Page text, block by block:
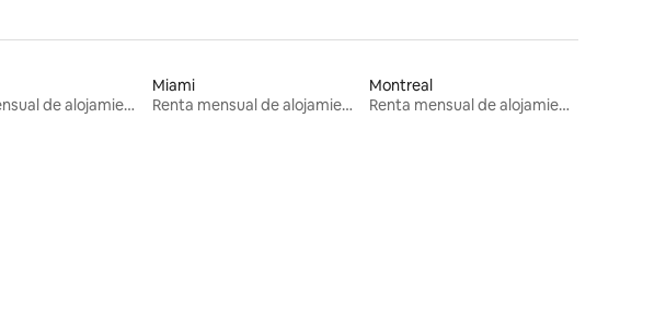
Renta mensual de alojamientos
Miami
Renta mensual de alojamientos
Montreal
Renta mensual de alojamientos